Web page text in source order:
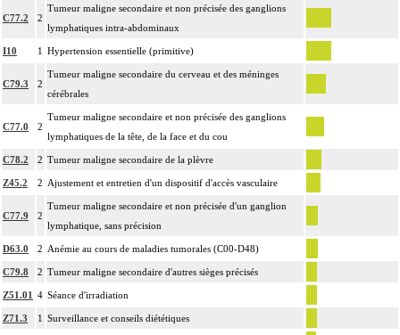
C77.2 2
Tumeur maligne secondaire et non précisée des ganglions
lymphatiques intra-abdominaux
I10 1 Hypertension essentielle (primitive)
C79.3 2
Tumeur maligne secondaire du cerveau et des méninges
cérébrales
C77.0 2
Tumeur maligne secondaire et non précisée des ganglions
lymphatiques de la tête, de la face et du cou
C78.2 2 Tumeur maligne secondaire de la plèvre
Z45.2 2 Ajustement et entretien d'un dispositif d'accès vasculaire
C77.9 2
Tumeur maligne secondaire et non précisée d'un ganglion
lymphatique, sans précision
D63.0 2 Anémie au cours de maladies tumorales (C00-D48)
C79.8 2 Tumeur maligne secondaire d'autres sièges précisés
Z51.01 4 Séance d'irradiation
Z71.3 1 Surveillance et conseils diététiques